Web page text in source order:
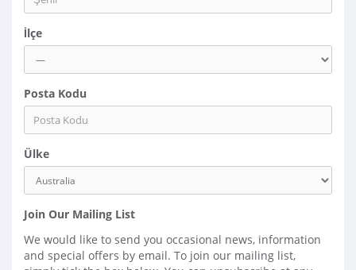
İlçe
Posta Kodu
Ülke
Join Our Mailing List
We would like to send you occasional news, information
and special offers by email. To join our mailing list,